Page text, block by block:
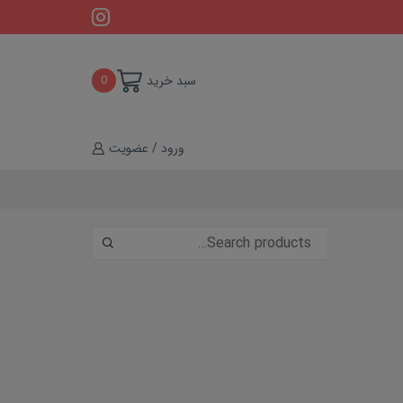
سبد خرید 0
ورود / عضویت